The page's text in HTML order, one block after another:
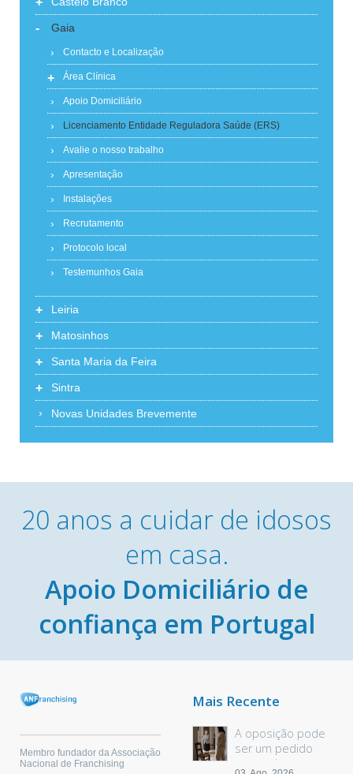
- Gaia
Contacto e Localização
+ Área Clínica
Apoio Domiciliário
Licenciamento Entidade Reguladora Saúde (ERS)
Avalie o nosso trabalho
Apresentação
Instalações
Recrutamento
Protocolo local
Testemunhos Gaia
+ Leiria
+ Matosinhos
+ Santa Maria da Feira
+ Sintra
Novas Unidades Brevemente
20 anos a cuidar de idosos
em casa.
Apoio Domiciliário de
confiança em Portugal
Membro fundador da Associação
Nacional de Franchising
Mais Recente
A oposição pode
ser um pedido
sem palavras